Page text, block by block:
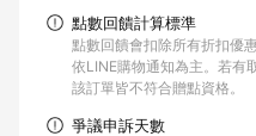
點數回饋計算標準
點數回饋會扣除所有折扣優
依LINE購物通知為主。若有
該訂單皆不符合贈點資格。
爭議申訴天數